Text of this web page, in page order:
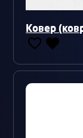
Ковер